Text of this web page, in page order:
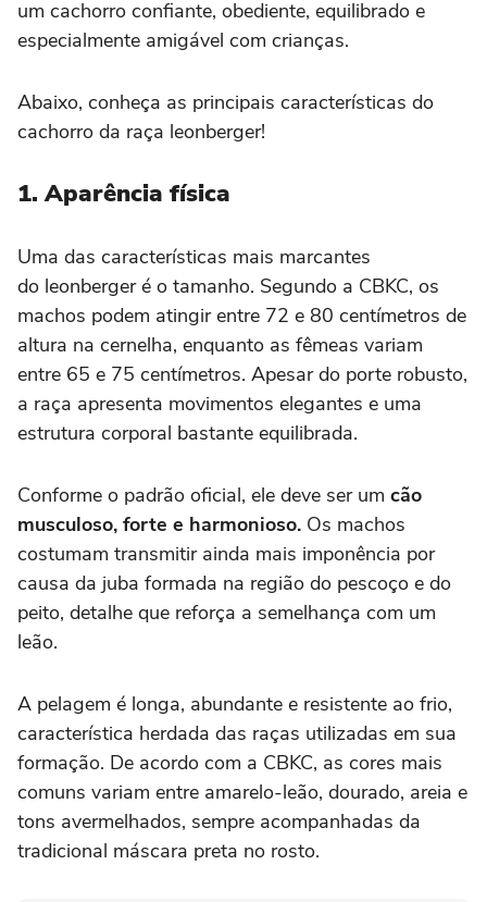
um cachorro confiante, obediente, equilibrado e
especialmente amigável com crianças.
Abaixo, conheça as principais características do
cachorro da raça leonberger!
1. Aparência física
Uma das características mais marcantes
do leonberger é o tamanho. Segundo a CBKC, os
machos podem atingir entre 72 e 80 centímetros de
altura na cernelha, enquanto as fêmeas variam
entre 65 e 75 centímetros. Apesar do porte robusto,
a raça apresenta movimentos elegantes e uma
estrutura corporal bastante equilibrada.
Conforme o padrão oficial, ele deve ser um cão
musculoso, forte e harmonioso. Os machos
costumam transmitir ainda mais imponência por
causa da juba formada na região do pescoço e do
peito, detalhe que reforça a semelhança com um
leão.
A pelagem é longa, abundante e resistente ao frio,
característica herdada das raças utilizadas em sua
formação. De acordo com a CBKC, as cores mais
comuns variam entre amarelo-leão, dourado, areia e
tons avermelhados, sempre acompanhadas da
tradicional máscara preta no rosto.